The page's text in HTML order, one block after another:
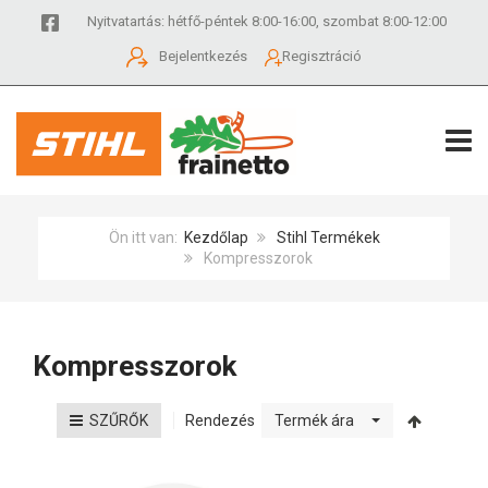
Nyitvatartás: hétfő-péntek 8:00-16:00, szombat 8:00-12:00
Bejelentkezés Regisztráció
Ön itt van: Kezdőlap
Stihl Termékek
Kompresszorok
Kompresszorok
SZŰRŐK Rendezés Termék ára